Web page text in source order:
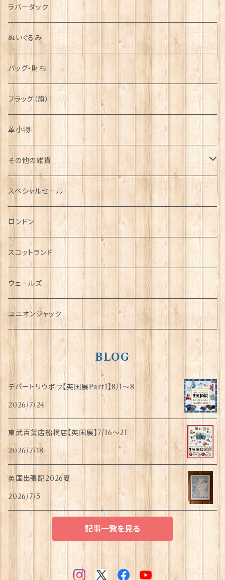
ラバーダック
ぬいぐるみ
バッグ・財布
フラッグ（旗）
革小物
その他の雑貨
ミニカー
チャーム
犬グッズ
傘
指貫(シンブル)
スペシャルセール
ロンドン
スコットランド
ウェールズ
ユニオンジャック
BLOG
デパートリウボウ【英国展Part1】8/1〜8
2026/7/24
東武百貨店船橋店【英国展】7/16～21
2026/7/18
英国出張記2026夏
2026/7/5
記事一覧を見る